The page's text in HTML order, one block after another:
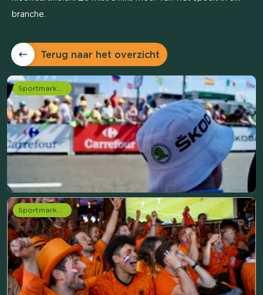
branche.
Terug naar het overzicht
Sportmarketing onderzoek
Sportmarketing onderzoek